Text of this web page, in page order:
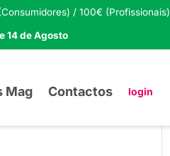
/ 100€ (Profissionais)
14 de Agosto
Mag Contactos login